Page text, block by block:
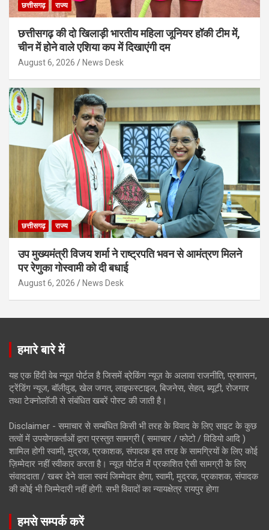
छत्तीसगढ़ राज्य
छत्तीसगढ़ की दो खिलाड़ी भारतीय महिला जूनियर हॉकी टीम में,
चीन में होने वाले एशिया कप में दिखाएंगी दम
August 6, 2026 News Desk
छत्तीसगढ़ राज्य
उप मुख्यमंत्री विजय शर्मा ने राष्ट्रपति भवन से आमंत्रण मिलने
पर रेणुका गोस्वामी को दी बधाई
August 6, 2026 News Desk
हमारे बारे में
यह एक हिंदी वेब न्यूज़ पोर्टल है जिसमें ब्रेकिंग न्यूज़ के अलावा राजनीति, प्रशासन,
ट्रेंडिंग न्यूज, बॉलीवुड, खेल जगत, लाइफस्टाइल, बिजनेस, सेहत, ब्यूटी, रोजगार
तथा टेक्नोलॉजी से संबंधित खबरें पोस्ट की जाती है।
Disclaimer - समाचार से सम्बंधित किसी भी तरह के विवाद के लिए साइट के कुछ
तत्वों में उपयोगकर्ताओं द्वारा प्रस्तुत सामग्री ( समाचार / फोटो / विडियो आदि )
शामिल होगी स्वामी, मुद्रक, प्रकाशक, संपादक इस तरह के सामग्रियों के लिए कोई
ज़िम्मेदार नहीं स्वीकार करता है। न्यूज़ पोर्टल में प्रकाशित ऐसी सामग्री के लिए
संवाददाता / खबर देने वाला स्वयं जिम्मेदार होगा, स्वामी, मुद्रक, प्रकाशक, संपादक
की कोई भी जिम्मेदारी नहीं होगी. सभी विवादों का न्यायक्षेत्र रायपुर होगा
हमसे सम्पर्क करें